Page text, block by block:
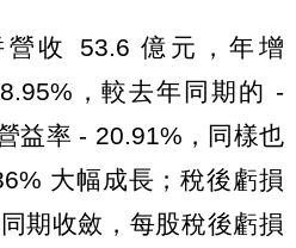
收 53.6 億元，年增
，較去年同期的 -
益率 - 20.91%，同樣也
大幅成長；稅後虧損
期收斂，每股稅後虧損